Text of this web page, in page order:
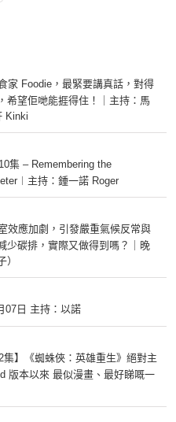
家 Foodie，最緊要講真話，對得
希望佢哋能捱得住！｜主持：馬
Kinki
集 – Remembering the
主持：鍾一諾 Roger
效應加劇，引發嚴重氣候反常與
少碳排，實際又做得到嗎？｜晚
07日 主持：以諾
集】《蜘蛛俠：英雄重生》絕對主
版本以來 最似漫畫、最好睇嘅一